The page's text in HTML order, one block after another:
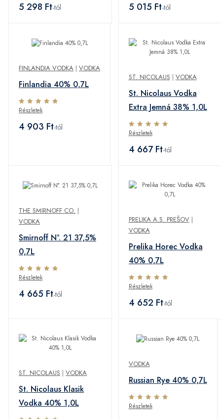
5 298 Ft-tól 5 015 Ft-tól
FINLANDIA VODKA | VODKA
Finlandia 40% 0,7L
Részletek
4 903 Ft-tól
ST. NICOLAUS | VODKA
St. Nicolaus Vodka
Extra Jemná 38% 1,0L
Részletek
4 667 Ft-tól
THE SMIRNOFF CO. |
VODKA
Smirnoff N°. 21 37,5%
0,7L
Részletek
4 665 Ft-tól
PRELIKA A.S. PREŠOV|
VODKA
Prelika Horec Vodka
40% 0,7L
Részletek
4 652 Ft-tól
ST. NICOLAUS | VODKA
St. Nicolaus Klasik
Vodka 40% 1,0L
VODKA
Russian Rye 40% 0,7L
Részletek